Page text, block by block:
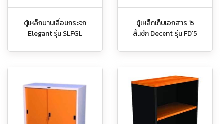
ตู้เหล็กบานเลื่อนกระจก
Elegant รุ่น SLFGL
ตู้เหล็กเก็บเอกสาร 15
ลิ้นชัก Decent รุ่น FD15